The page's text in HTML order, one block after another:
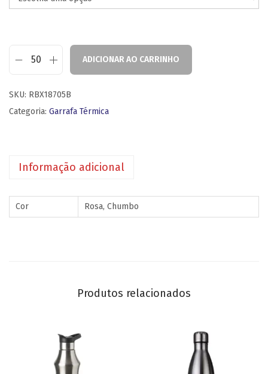
ADICIONAR AO CARRINHO
SKU: RBX18705B
Categoria: Garrafa Térmica
Informação adicional
Cor Rosa, Chumbo
Produtos relacionados